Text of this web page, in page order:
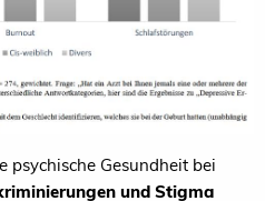
psychische Gesundheit bei
und Stigma